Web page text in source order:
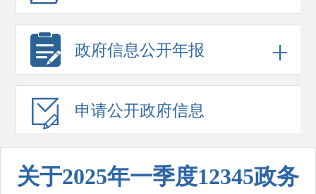
政府信息公开年报
申请公开政府信息
关于2025年一季度12345政务